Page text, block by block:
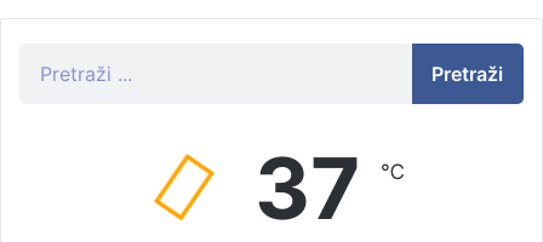
Pretraži
37 ℃